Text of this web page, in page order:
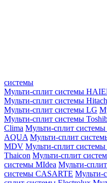
системы
Мульти-сплит системы
Мульти-сплит системы
Мульти-сплит системы LG
Мульти-сплит системы
Clima Мульти-сплит
AQUA Мульти-сплит
MDV Мульти-сплит
Thaicon Мульти-сплит
системы MIdea Мульти-
системы CASARTE Мульти-